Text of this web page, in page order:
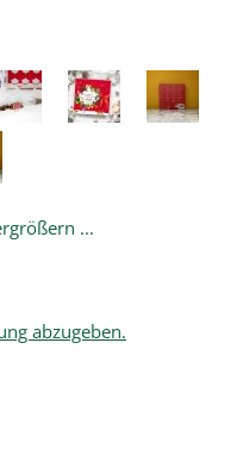
...
abzugeben.